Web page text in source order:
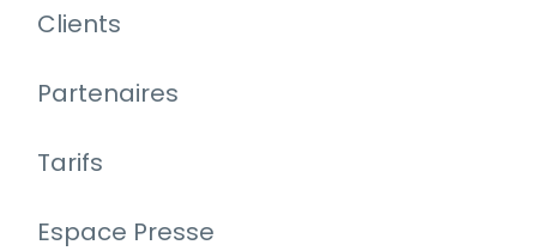
Clients
Partenaires
Tarifs
Espace Presse